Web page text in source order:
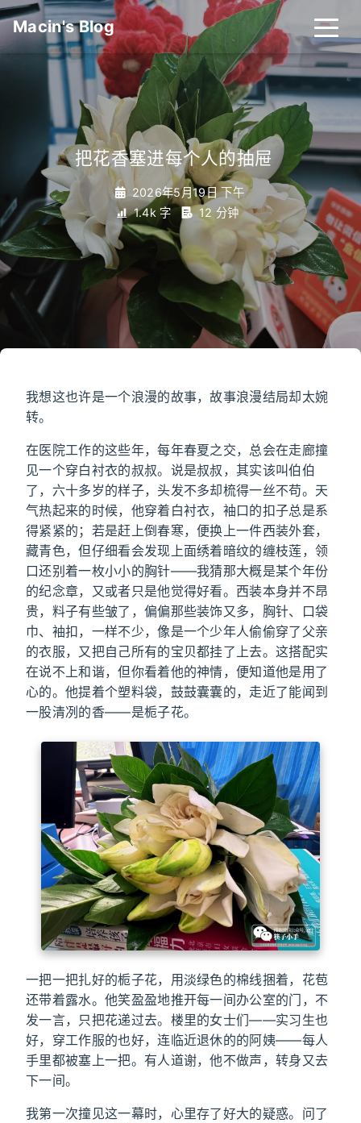
Macin's Blog
把花香塞进每个人的抽屉 _
2026年5月19日 下午
1.4k 字
12 分钟
我想这也许是一个浪漫的故事，故事浪漫结局却太婉
转。
在医院工作的这些年，每年春夏之交，总会在走廊撞
见一个穿白衬衣的叔叔。说是叔叔，其实该叫伯伯
了，六十多岁的样子，头发不多却梳得一丝不苟。天
气热起来的时候，他穿着白衬衣，袖口的扣子总是系
得紧紧的；若是赶上倒春寒，便换上一件西装外套，
藏青色，但仔细看会发现上面绣着暗纹的缠枝莲，领
口还别着一枚小小的胸针——我猜那大概是某个年份
的纪念章，又或者只是他觉得好看。西装本身并不昂
贵，料子有些皱了，偏偏那些装饰又多，胸针、口袋
巾、袖扣，一样不少，像是一个少年人偷偷穿了父亲
的衣服，又把自己所有的宝贝都挂了上去。这搭配实
在说不上和谐，但你看着他的神情，便知道他是用了
心的。他提着个塑料袋，鼓鼓囊囊的，走近了能闻到
一股清冽的香——是栀子花。
一把一把扎好的栀子花，用淡绿色的棉线捆着，花苞
还带着露水。他笑盈盈地推开每一间办公室的门，不
发一言，只把花递过去。楼里的女士们——实习生也
好，穿工作服的也好，连临近退休的的阿姨——每人
手里都被塞上一把。有人道谢，他不做声，转身又去
下一间。
我第一次撞见这一幕时，心里存了好大的疑惑。问了